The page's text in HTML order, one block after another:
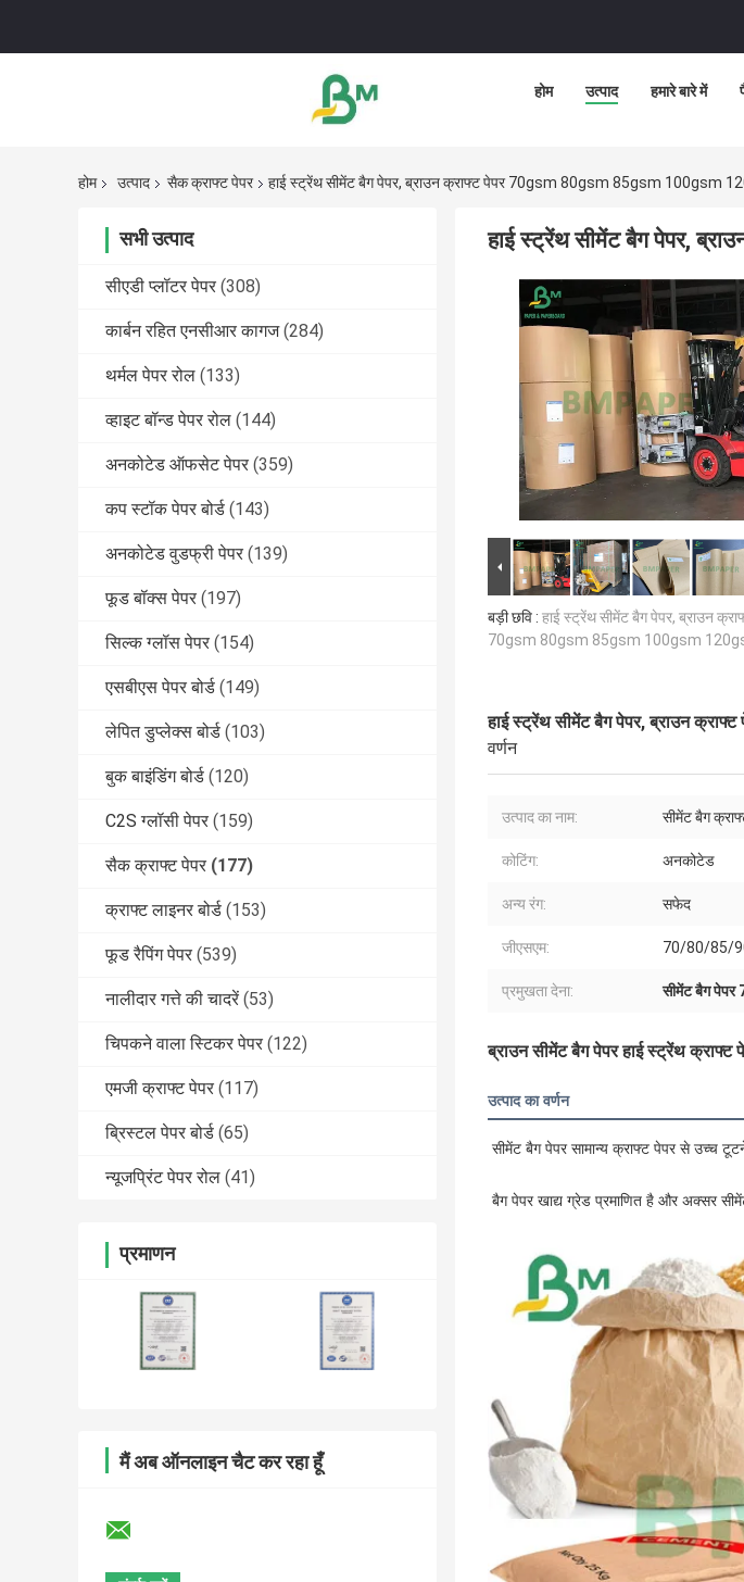
होम उत्पाद हमारे बारे में
होम उत्पाद सैक क्राफ्ट पेपर हाई स्ट्रेंथ सीमेंट बैग पेपर, ब्राउन क्राफ्ट पेपर 70gsm 80gsm 85gsm 100gsm
सभी उत्पाद
सीएडी प्लॉटर पेपर (308)
कार्बन रहित एनसीआर कागज (284)
थर्मल पेपर रोल (133)
व्हाइट बॉन्ड पेपर रोल (144)
अनकोटेड ऑफसेट पेपर (359)
कप स्टॉक पेपर बोर्ड (143)
अनकोटेड वुडफ्री पेपर (139)
फूड बॉक्स पेपर (197)
सिल्क ग्लॉस पेपर (154)
एसबीएस पेपर बोर्ड (149)
लेपित डुप्लेक्स बोर्ड (103)
बुक बाइंडिंग बोर्ड (120)
C2S ग्लॉसी पेपर (159)
सैक क्राफ्ट पेपर (177)
क्राफ्ट लाइनर बोर्ड (153)
फूड रैपिंग पेपर (539)
नालीदार गत्ते की चादरें (53)
चिपकने वाला स्टिकर पेपर (122)
एमजी क्राफ्ट पेपर (117)
ब्रिस्टल पेपर बोर्ड (65)
न्यूजप्रिंट पेपर रोल (41)
प्रमाणन
मैं अब ऑनलाइन चैट कर रहा हूँ
हाई स्ट्रेंथ सीमेंट बैग पेपर,
बड़ी छवि : हाई स्ट्रेंथ सीमेंट बैग पेपर, ब्राउन
70gsm 80gsm 85gsm 100gsm
हाई स्ट्रेंथ सीमेंट बैग पेपर, ब्राउन
वर्णन
उत्पाद का नाम: सीमेंट बैग
कोटिंग: अनकोटेड
अन्य रंग: सफेद
जीएसएम: 70/80/85/
प्रमुखता देना: सीमेंट बैग पेपर
ब्राउन सीमेंट बैग पेपर हाई स्ट्रेंथ
उत्पाद का वर्णन
सीमेंट बैग पेपर सामान्य क्राफ्ट पेपर से उच्च
बैग पेपर खाद्य ग्रेड प्रमाणित है और अक्सर